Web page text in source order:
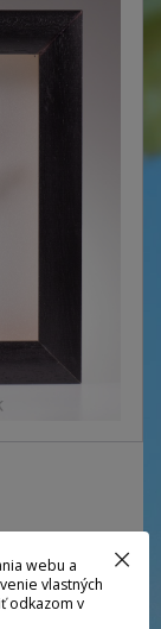
webu a
vlastných
odkazom v